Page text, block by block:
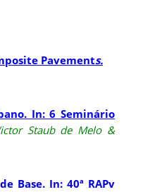
Pavements.
In: 6 Seminário
Staub de Melo &
Base. In: 40ª RAPv